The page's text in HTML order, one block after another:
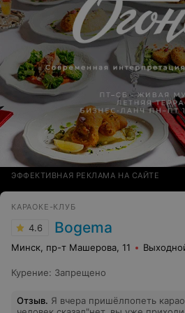
ЭФФЕКТИВНАЯ РЕКЛАМА НА САЙТЕ
КАРАОКЕ-КЛУБ
4.6 Bogema
Минск, пр-т Машерова, 11
Курение: Запрещено
Отзыв. Я вчера пришёлпопеть